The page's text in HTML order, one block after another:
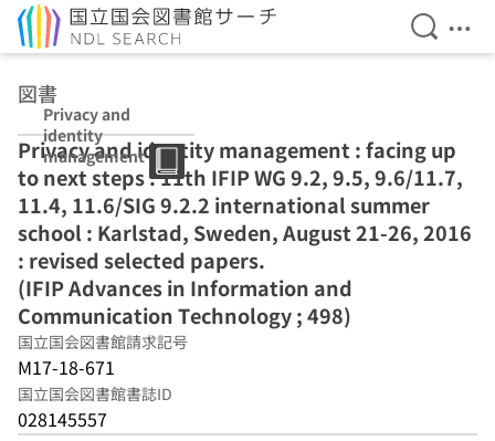
検索を
メ
図書
Privacy and
identity
management :
facing up to next
steps : 11th IFIP
WG 9.2, 9.5,
9.6/11.7, 11.4,
11.6/SIG 9.2.2
international
summer school :
Karlstad,
Sweden, August
21-26, 2016 :
revised selected
papers. (IFIP
Advances in
Privacy and identity management : facing up
to next steps : 11th IFIP WG 9.2, 9.5, 9.6/11.7,
11.4, 11.6/SIG 9.2.2 international summer
school : Karlstad, Sweden, August 21-26, 2016
: revised selected papers.
(IFIP Advances in Information and
Communication Technology ; 498)
国立国会図書館請求記号
M17-18-671
国立国会図書館書誌ID
028145557